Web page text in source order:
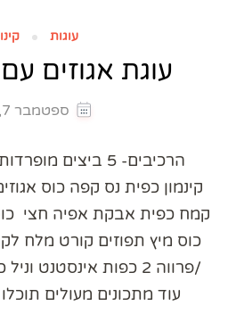
עוגות
עוגת אגוזים
ספטמבר 7, 2022
הרכיבים- 5 ביצים
קינמון כפית נס קפה כוס
קמח כפית אבקת אפיה חצי
/פרווה 2 כפות אינסטנט
עוד מתכונים מעולים